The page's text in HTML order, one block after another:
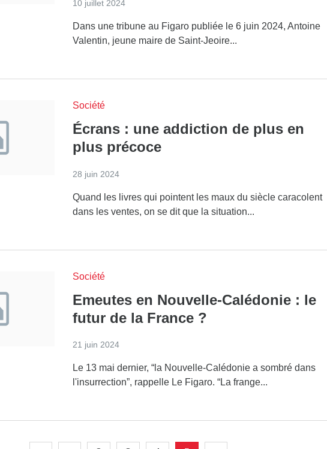
10 juillet 2024
Dans une tribune au Figaro publiée le 6 juin 2024, Antoine
Valentin, jeune maire de Saint-Jeoire...
Société
Écrans : une addiction de plus en
plus précoce
28 juin 2024
Quand les livres qui pointent les maux du siècle caracolent
dans les ventes, on se dit que la situation...
Société
Emeutes en Nouvelle-Calédonie : le
futur de la France ?
21 juin 2024
Le 13 mai dernier, “la Nouvelle-Calédonie a sombré dans
l'insurrection”, rappelle Le Figaro. “La frange...